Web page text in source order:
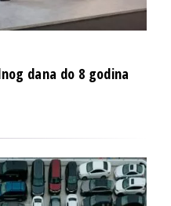
dana do 8 godina